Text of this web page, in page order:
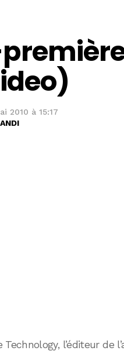
2010 à 15:17
Technology, l’éditeur de